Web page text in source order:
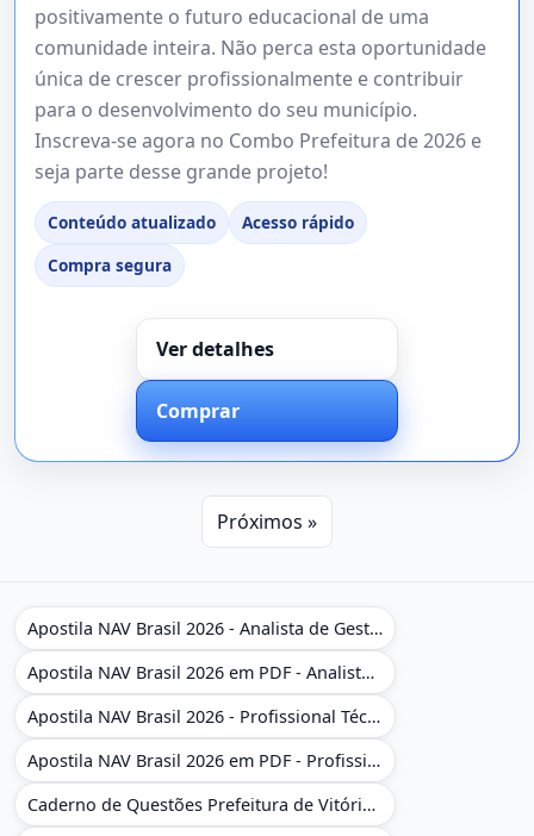
positivamente o futuro educacional de uma
comunidade inteira. Não perca esta oportunidade
única de crescer profissionalmente e contribuir
para o desenvolvimento do seu município.
Inscreva-se agora no Combo Prefeitura de 2026 e
seja parte desse grande projeto!
Conteúdo atualizado
Acesso rápido
Compra segura
Ver detalhes
Comprar
Próximos »
Apostila NAV Brasil 2026 - Analista de Gestão
Apostila NAV Brasil 2026 em PDF - Analista de Gestão
Apostila NAV Brasil 2026 - Profissional Técnico de Navegação Aérea - Operador de Torre de Controle
Apostila NAV Brasil 2026 em PDF - Profissional Técnico de Navegação Aérea - Operador de Torre de Controle
Caderno de Questões Prefeitura de Vitória da Conquista - BA - Conhecimentos Gerais - 450 Questões Gabaritadas